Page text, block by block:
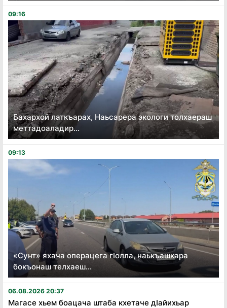
09:16
Бахархой латкъарах, Наьсарера экологи толхаераш
меттадоаладир...
09:13
«Сунт» яхача операцега гӏолла, наькъашкара
бокъонаш телхаеш...
06.08.2026 20:37
Магасе хьем боацача штаба кхетаче дӏайихьар